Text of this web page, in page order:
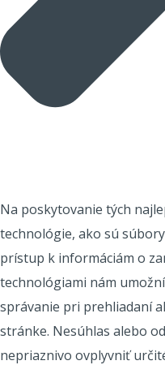
Na poskytovanie tých
technológie, ako sú
prístup k informáciám o
technológiami nám
správanie pri prehliadaní
stránke. Nesúhlas alebo
nepriaznivo ovplyvniť